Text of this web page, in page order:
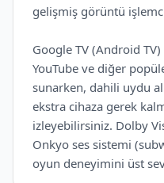
gelişmiş görüntü
Google TV (Android
YouTube ve diğer
sunarken, dahili uydu
ekstra cihaza gerek
izleyebilirsiniz. Dolby
Onkyo ses sistemi
oyun deneyimini üst